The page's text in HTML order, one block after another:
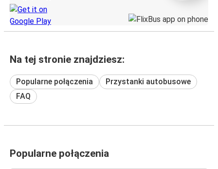
Na tej stronie znajdziesz:
Popularne połączenia
Przystanki autobusowe
FAQ
Popularne połączenia